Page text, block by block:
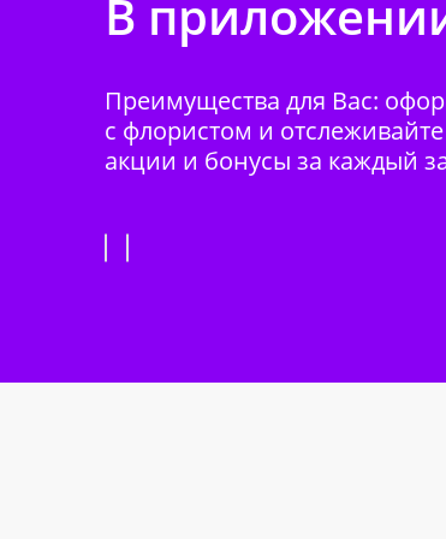
В
Преимущества для Вас:
с флористом и
акции и бонусы за каждый